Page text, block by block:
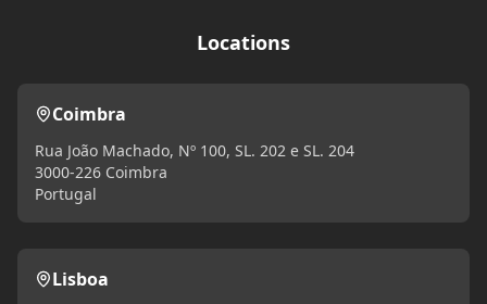
Locations
Coimbra
Rua João Machado, Nº 100, SL. 202 e SL. 204
3000-226 Coimbra
Portugal
Lisboa